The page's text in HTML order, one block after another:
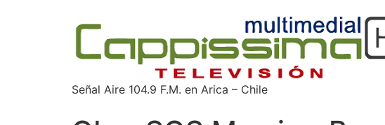
Señal Aire 104.9 F.M. en Arica – Chile